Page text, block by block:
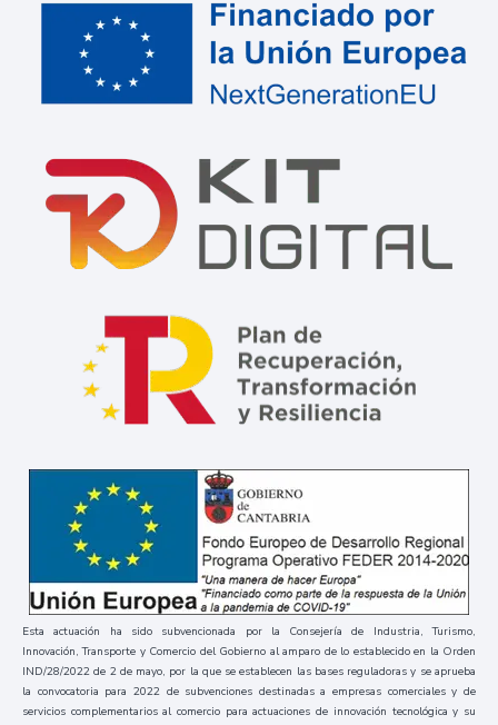
Esta actuación ha sido subvencionada por la Consejería de Industria, Turismo,
Innovación, Transporte y Comercio del Gobierno al amparo de lo establecido en la Orden
IND/28/2022 de 2 de mayo, por la que se establecen las bases reguladoras y se aprueba
la convocatoria para 2022 de subvenciones destinadas a empresas comerciales y de
servicios complementarios al comercio para actuaciones de innovación tecnológica y su